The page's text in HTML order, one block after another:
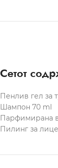
Сетот
Пенлив гел за
Шампон 70 ml
Парфимирана
Пилинг за